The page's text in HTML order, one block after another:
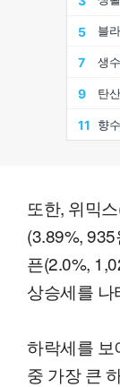
또한, 위믹
(3.89%,
픈(2.0%,
상승세를 나
하락세를 보
중 가장 큰